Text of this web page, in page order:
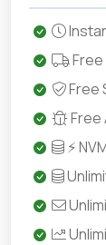
Free
Free
⚡